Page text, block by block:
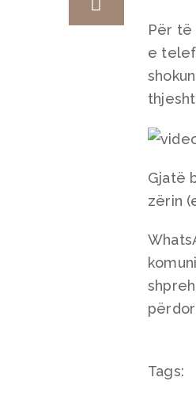
Për të
e
Gjatë
zërin
Tags: